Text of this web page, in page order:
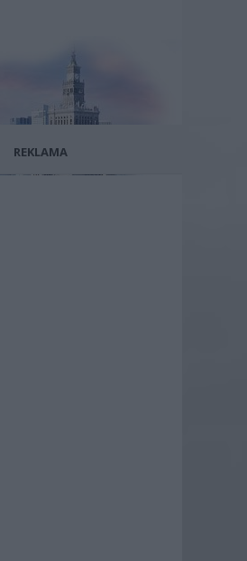
REKLAMA